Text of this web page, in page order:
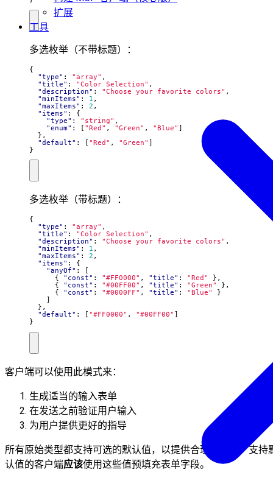
扩展
工具
多选枚举（不带标题）：
{
"type" : "array" ,
"title" : "Color Selection" ,
"description" : "Choose your favorite colors" ,
"minItems" : 1 ,
"maxItems" : 2 ,
"items" :
{
"type" : "string" ,
"enum" : [ "Red" , "Green" , "Blue" ]
},
"default" : [ "Red" , "Green" ]
}
多选枚举（带标题）：
{
"type" : "array" ,
"title" : "Color Selection" ,
"description" : "Choose your favorite colors" ,
"minItems" : 1 ,
"maxItems" : 2 ,
"items" :
{
"anyOf" :
{
"const" : "#FF0000" , "title" : "Red"
},
{
"const" : "#00FF00" , "title" : "Green"
},
{
"const" : "#0000FF" , "title" : "Blue"
}
},
"default" : "#FF0000" , "#00FF00"
}
客户端可以使用此模式来：
生成适当的输入表单
在发送之前验证用户输入
为用户提供更好的指导
所有原始类型都支持可选的默认值，以提供合理的起点。支持
认值的客户端应该使用这些值预填充表单字段。